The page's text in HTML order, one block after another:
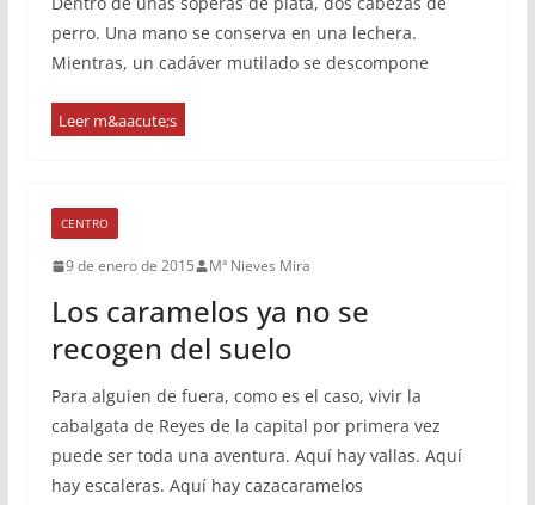
perro. Una mano se conserva en una lechera.
Mientras, un cadáver mutilado se descompone
CENTRO
9 de enero de 2015 Mª Nieves Mira
Los caramelos ya no se
recogen del suelo
Para alguien de fuera, como es el caso, vivir la
cabalgata de Reyes de la capital por primera vez
puede ser toda una aventura. Aquí hay vallas. Aquí
hay escaleras. Aquí hay cazacaramelos